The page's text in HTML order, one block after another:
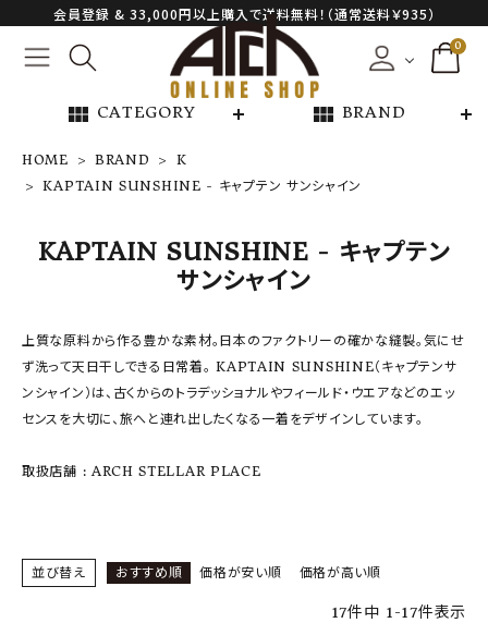
会員登録 & 33,000円以上購入で送料無料！（通常送料￥935）
0
view_module CATEGORY view_module BRAND
ARCH EXCLUSIVE
CATEGORY
HOME BRAND
K
KAPTAIN SUNSHINE - キャプテン サンシャイン
KAPTAIN SUNSHINE - キャプテン
サンシャイン
上質な原料から作る豊かな素材。日本のファクトリーの確かな縫製。気にせ
ず洗って天日干しできる日常着。 KAPTAIN SUNSHINE（キャプテンサ
ンシャイン）は、古くからのトラデッショナルやフィールド・ウエアなどのエッ
センスを大切に、旅へと連れ出したくなる一着をデザインしています。
取扱店舗 : ARCH STELLAR PLACE
並び替え おすすめ順 価格が安い順 価格が高い順
17件中 1-17件表示